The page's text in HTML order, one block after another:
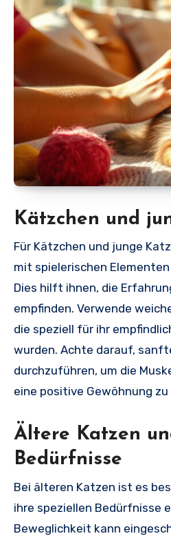
Kätzchen und
Für Kätzchen und junge
mit spielerischen
Dies hilft ihnen, die
empfinden. Verwende
die speziell für ihr
wurden. Achte darauf,
durchzuführen, um die
eine positive Gewöhnung
Ältere Katzen
Bedürfnisse
Bei älteren Katzen ist es
ihre speziellen Bedürfnisse
Beweglichkeit kann